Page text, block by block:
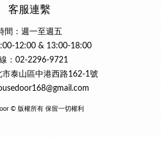
客服連繫
間：週一至週五
& 13:00-18:00
：02-2296-9721
市泰山區中港西路162-1號
© 版權所有 保留一切權利